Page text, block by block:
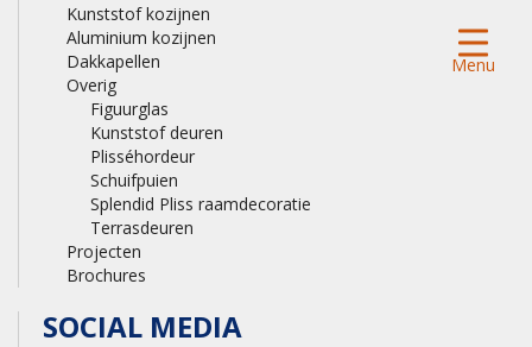
Kunststof kozijnen
Aluminium kozijnen
Dakkapellen
Overig
Figuurglas
Kunststof deuren
Plisséhordeur
Schuifpuien
Splendid Pliss raamdecoratie
Terrasdeuren
Projecten
Brochures
SOCIAL MEDIA
Menu